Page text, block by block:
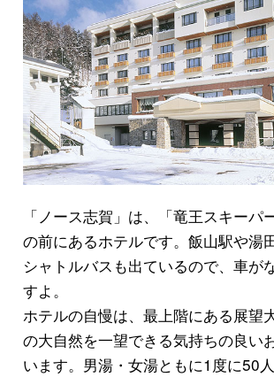
「ノース志賀」は、「竜王スキーパ
の前にあるホテルです。飯山駅や湯
シャトルバスも出ているので、車が
すよ。
ホテルの自慢は、最上階にある展望
の大自然を一望できる気持ちの良い
います。男湯・女湯ともに1度に50